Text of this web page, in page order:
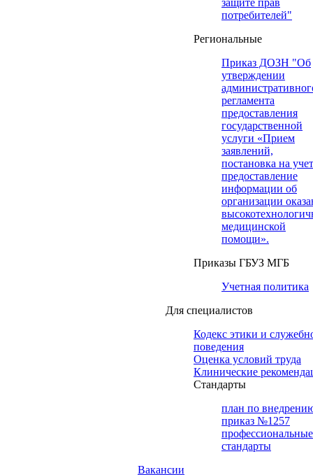
защите прав
потребителей"
Региональные
Приказ ДОЗН "Об
утверждении
регламента
предоставления
государственной
услуги «Прием
заявлений,
постановка на
предоставление
информации об
организации
медицинской
помощи».
Приказы ГБУЗ МГБ
Учетная политика
Для специалистов
Кодекс этики и
поведения
Оценка условий труда
Клинические
Cтандарты
план по
приказ №1257
профессиональные
стандарты
Вакансии